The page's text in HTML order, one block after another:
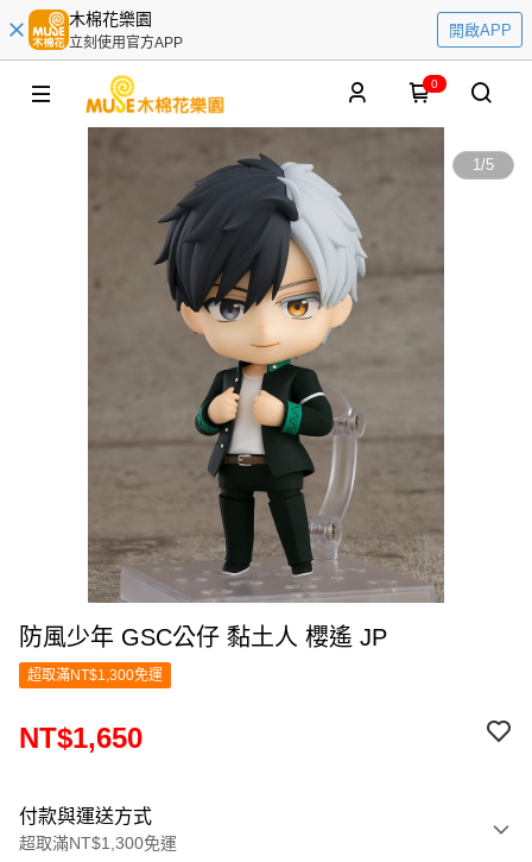
木棉花樂園
立刻使用官方APP
開啟APP
0
1/5
防風少年 GSC公仔 黏土人 櫻遙 JP
超取滿NT$1,300免運
NT$1,650
付款與運送方式
超取滿NT$1,300免運